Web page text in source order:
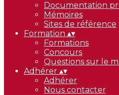
Documentation
Mémoires
Sites de référence
Formation ▴▾
Formations
Concours
Questions sur le
Adhérer ▴▾
Adhérer
Nous contacter